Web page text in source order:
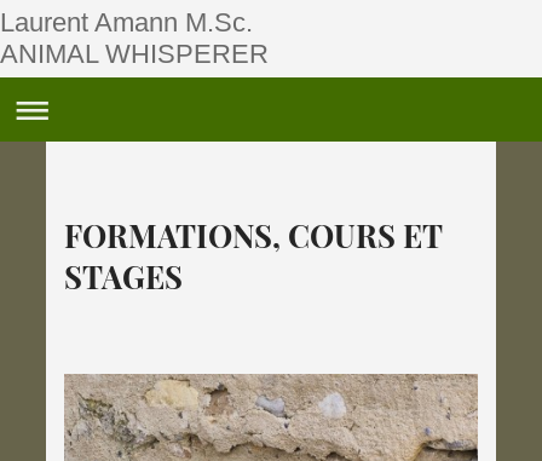
Laurent Amann M.Sc.
ANIMAL WHISPERER
FORMATIONS, COURS ET
STAGES